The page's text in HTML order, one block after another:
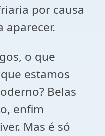
por causa
aparecer.
o que
estamos
Belas
enfim
Mas é só